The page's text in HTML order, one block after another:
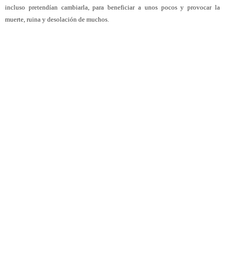
incluso pretendían cambiarla, para beneficiar a unos pocos y provocar la
muerte, ruina y desolación de muchos.